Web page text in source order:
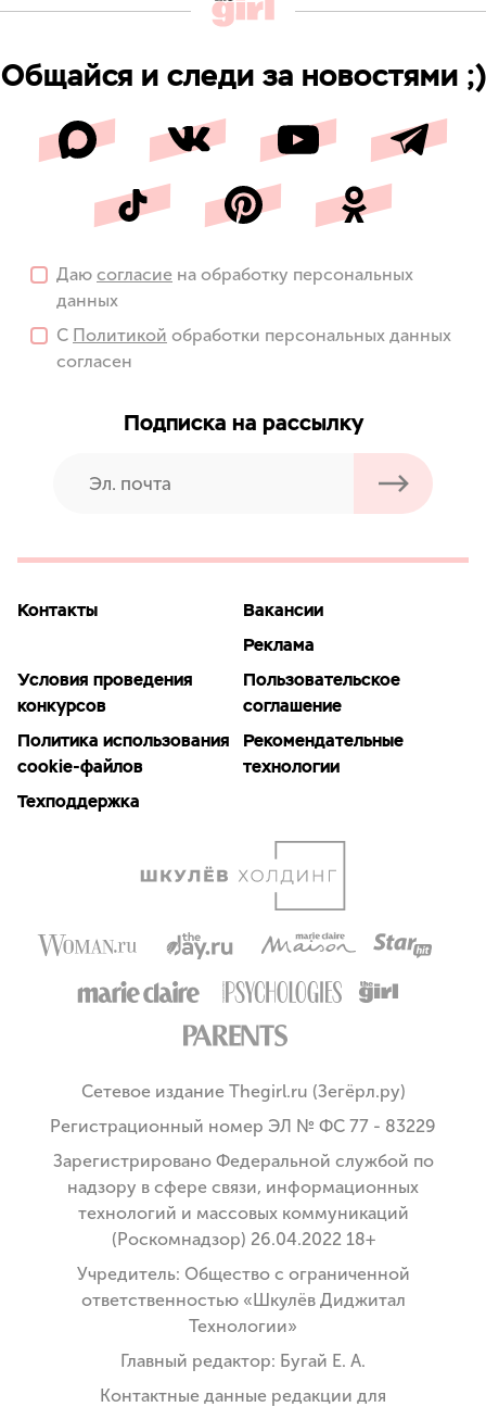
Общайся и следи за новостями ;)
Даю согласие на обработку персональных
данных
С Политикой обработки персональных данных
согласен
Подписка на рассылку
Контакты
Вакансии
Реклама
Условия проведения
конкурсов
Пользовательское
соглашение
Политика использования
cookie-файлов
Рекомендательные
технологии
Техподдержка
Сетевое издание Thegirl.ru (Зегёрл.ру)
Регистрационный номер ЭЛ № ФС 77 - 83229
Зарегистрировано Федеральной службой по
надзору в сфере связи, информационных
технологий и массовых коммуникаций
(Роскомнадзор) 26.04.2022 18+
Учредитель: Общество с ограниченной
ответственностью «Шкулёв Диджитал
Технологии»
Главный редактор: Бугай Е. А.
Контактные данные редакции для